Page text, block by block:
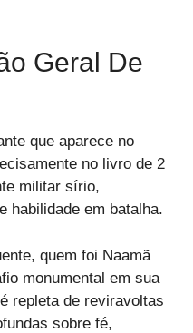
Geral De
que aparece no
no livro de 2
militar sírio,
habilidade em batalha.
quem foi Naamã
monumental em sua
repleta de reviravoltas
sobre fé,